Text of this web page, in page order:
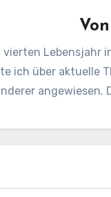
Von
vierten Lebensjahr
ich über aktuelle
angewiesen.